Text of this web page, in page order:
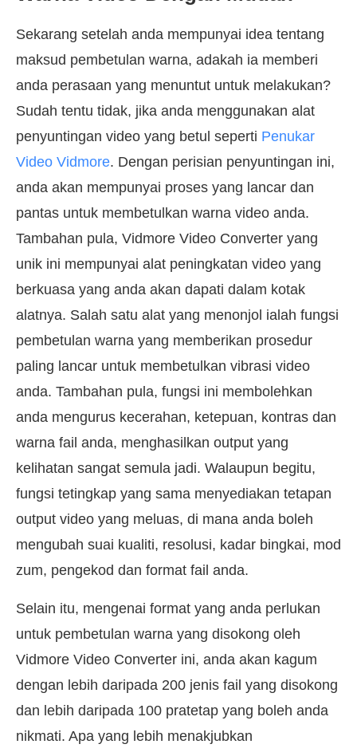
Sekarang setelah anda mempunyai idea tentang
maksud pembetulan warna, adakah ia memberi
anda perasaan yang menuntut untuk melakukan?
Sudah tentu tidak, jika anda menggunakan alat
penyuntingan video yang betul seperti Penukar
Video Vidmore. Dengan perisian penyuntingan ini,
anda akan mempunyai proses yang lancar dan
pantas untuk membetulkan warna video anda.
Tambahan pula, Vidmore Video Converter yang
unik ini mempunyai alat peningkatan video yang
berkuasa yang anda akan dapati dalam kotak
alatnya. Salah satu alat yang menonjol ialah fungsi
pembetulan warna yang memberikan prosedur
paling lancar untuk membetulkan vibrasi video
anda. Tambahan pula, fungsi ini membolehkan
anda mengurus kecerahan, ketepuan, kontras dan
warna fail anda, menghasilkan output yang
kelihatan sangat semula jadi. Walaupun begitu,
fungsi tetingkap yang sama menyediakan tetapan
output video yang meluas, di mana anda boleh
mengubah suai kualiti, resolusi, kadar bingkai, mod
zum, pengekod dan format fail anda.
Selain itu, mengenai format yang anda perlukan
untuk pembetulan warna yang disokong oleh
Vidmore Video Converter ini, anda akan kagum
dengan lebih daripada 200 jenis fail yang disokong
dan lebih daripada 100 pratetap yang boleh anda
nikmati. Apa yang lebih menakjubkan